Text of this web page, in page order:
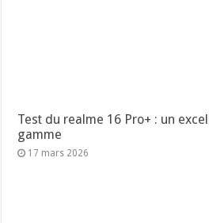
Test du realme 16 Pro+ : un
gamme
17 mars 2026